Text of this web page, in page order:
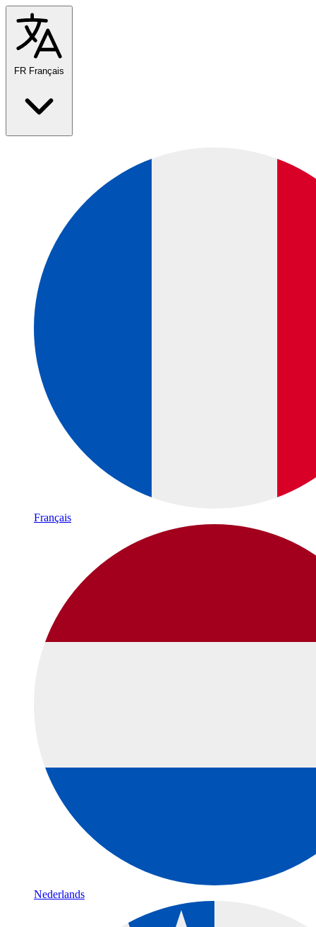
FR Français
Français
Nederlands